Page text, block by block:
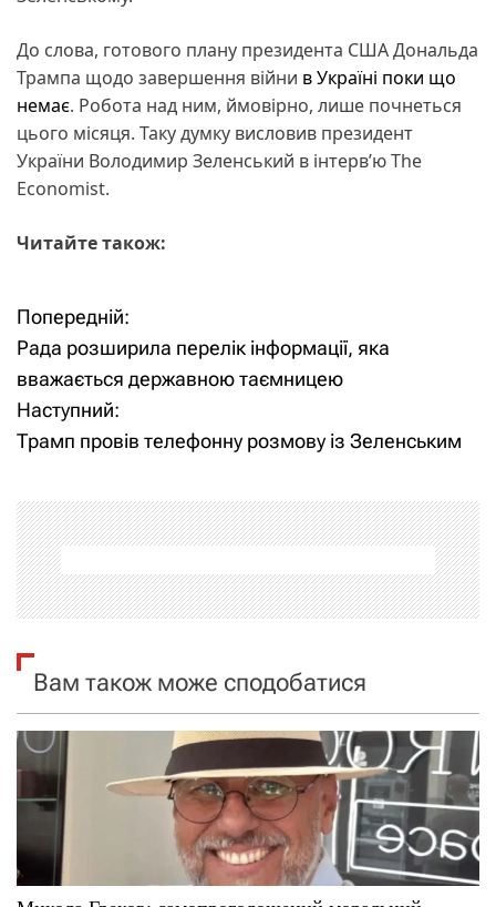
До слова, готового плану президента США Дональда
Трампа щодо завершення війни в Україні поки що
немає. Робота над ним, ймовірно, лише почнеться
цього місяця. Таку думку висловив президент
України Володимир Зеленський в інтерв’ю The
Economist.
Читайте також:
Н
а
в
г
а
ц
і
я
з
а
п
и
Попередній:
Рада розширила перелік інформації, яка
вважається державною таємницею
Наступний:
Трамп провів телефонну розмову із Зеленським
Вам також може сподобатися